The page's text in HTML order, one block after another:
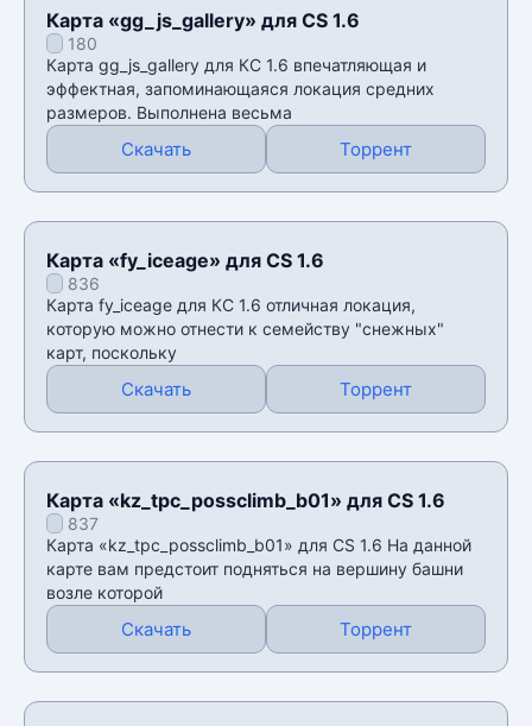
Карта «gg_js_gallery» для CS 1.6
180
Карта gg_js_gallery для КС 1.6 впечатляющая и
эффектная, запоминающаяся локация средних
размеров. Выполнена весьма
Скачать Торрент
Карта «fy_iceage» для CS 1.6
836
Карта fy_iceage для КС 1.6 отличная локация,
которую можно отнести к семейству "снежных"
карт, поскольку
Скачать Торрент
Карта «kz_tpc_possclimb_b01» для CS 1.6
837
Карта «kz_tpc_possclimb_b01» для CS 1.6 На данной
карте вам предстоит подняться на вершину башни
возле которой
Скачать Торрент